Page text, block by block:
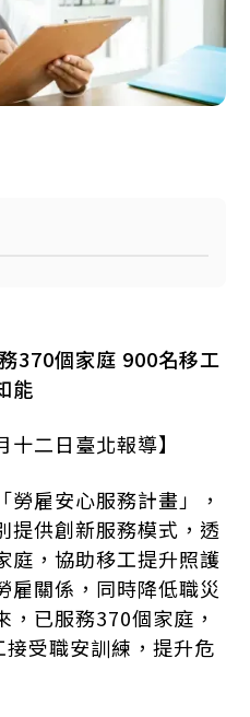
370個家庭 900名移工
能
十二日臺北報導】
雇安心服務計畫」，
提供創新服務模式，透
庭，協助移工提升照護
雇關係，同時降低職災
，已服務370個家庭，
受職安訓練，提升危